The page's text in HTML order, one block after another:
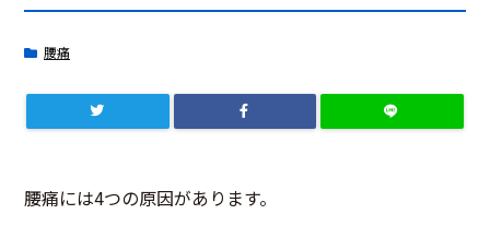
腰痛
腰痛には4つの原因があります。